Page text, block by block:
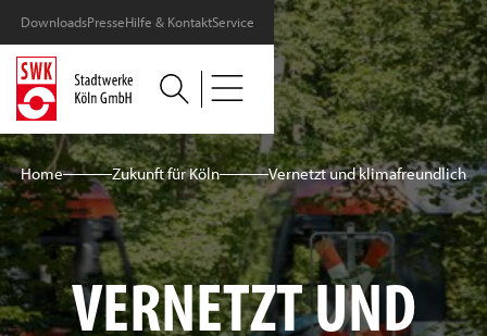
DownloadsPresseHilfe & KontaktService
Home Zukunft für Köln Vernetzt und klimafreundlich
VERNETZT UND